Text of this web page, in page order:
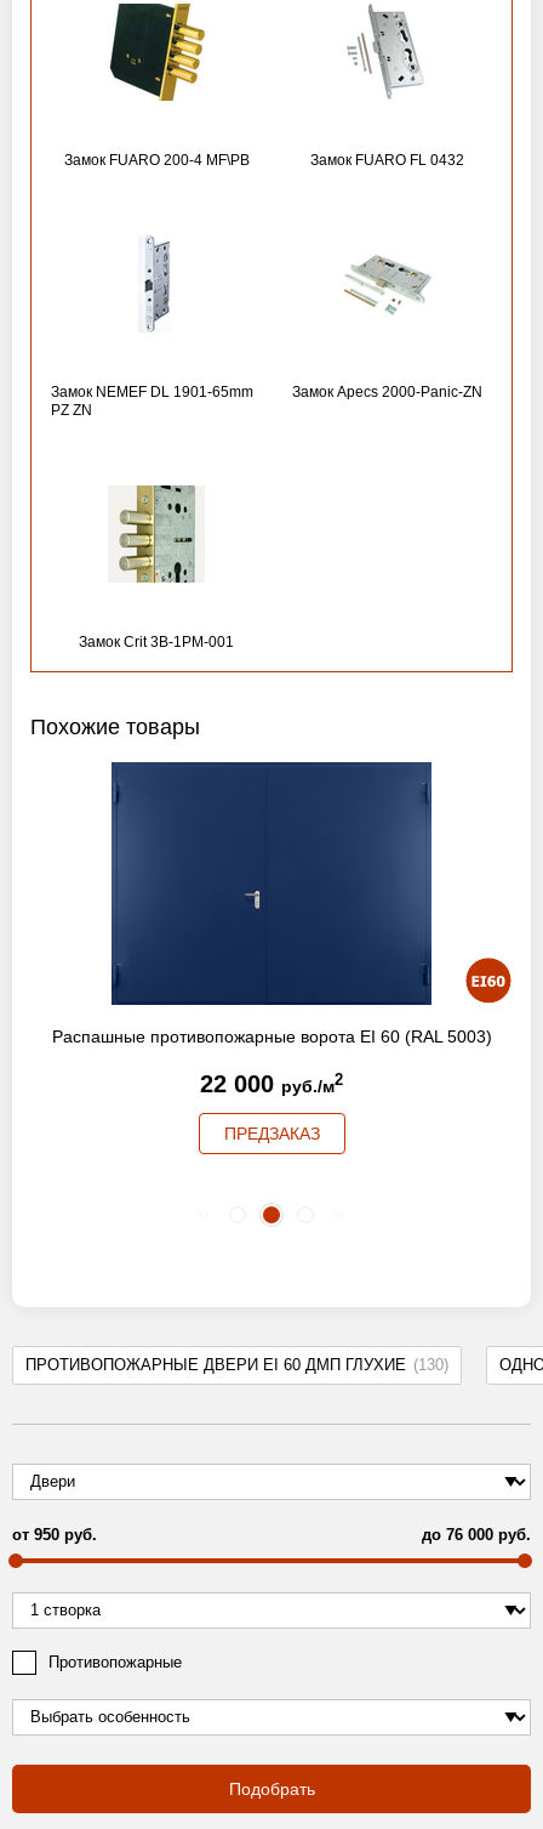
ПРОТИВОПОЖАРНЫЕ ДВЕРИ EI 60 ДМП ГЛУХИЕ (130)
от 950 руб. до 76 000 руб.
Противопожарные
Подобрать
Замок FUARO 200-4 MF\РВ Замок FUARO FL 0432
Замок NEMEF DL 1901-65mm
PZ ZN
Замок Apecs 2000-Panic-ZN
Замок Crit 3B-1PM-001
Похожие товары
Распашные противопожарные ворота EI 60 (RAL 5003)
22 000 руб./м2
ПРЕДЗАКАЗ